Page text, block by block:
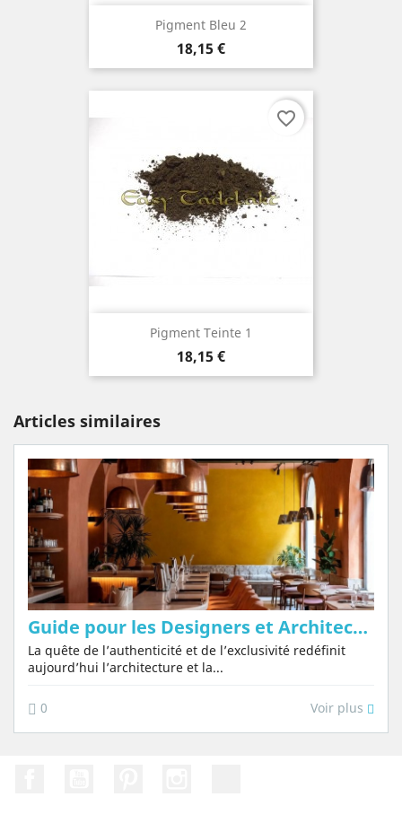
Pigment Bleu 2
Prix
18,15 €
Pigment Teinte 1
Prix
18,15 €
favorite_border
Articles similaires
Guide pour les Designers et Architectes : Comment Choisir des Pigments Naturels pour le Tadelakt...
La quête de l’authenticité et de l’exclusivité redéfinit
aujourd’hui l’architecture et la...
0 Voir plus